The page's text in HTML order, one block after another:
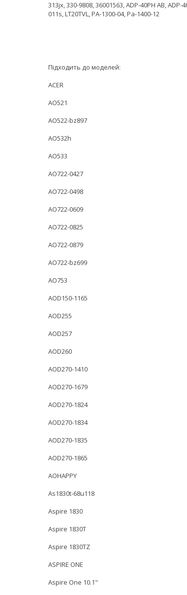
313jx, 330-9808, 36001563, ADP-40PH AB, ADP-
011s, LT20TVL, PA-1300-04, Pa-1400-12
Підходить до моделей:
ACER
AO521
AO522-bz897
AO532h
AO533
AO722-0427
AO722-0498
AO722-0609
AO722-0825
AO722-0879
AO722-bz699
AO753
AOD150-1165
AOD255
AOD257
AOD260
AOD270-1410
AOD270-1679
AOD270-1824
AOD270-1834
AOD270-1835
AOD270-1865
AOHAPPY
As1830t-68u118
Aspire 1830
Aspire 1830T
Aspire 1830TZ
ASPIRE ONE
Aspire One 10.1"